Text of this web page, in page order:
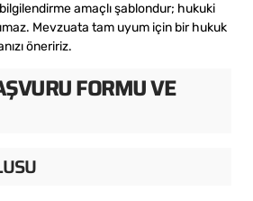
amaçlı şablondur; hukuki
Mevzuata tam uyum için bir hukuk
öneririz.
FORMU VE